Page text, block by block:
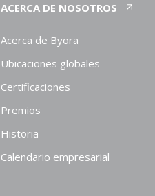
ACERCA DE NOSOTROS
Acerca de Byora
Ubicaciones globales
Certificaciones
Premios
Historia
Calendario empresarial